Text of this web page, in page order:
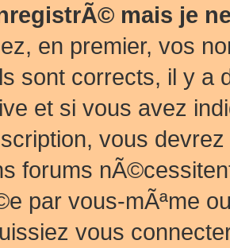
mais je
en premier, vos
sont corrects, il y a
et si vous avez
vous
forums
par vous-mÃªme
vous